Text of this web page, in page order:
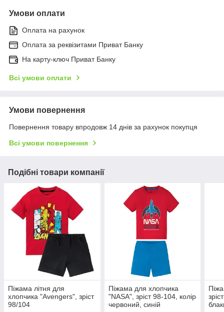
Умови оплати
Оплата на рахунок
Оплата за реквізитами Приват Банку
На карту-ключ Приват Банку
Всі умови оплати
Умови повернення
Повернення товару впродовж 14 днів за рахунок покупця
Всі умови повернення
Подібні товари компанії
Піжама літня для
хлопчика "Avengers", зріст
98/104
Піжама для хлопчика
"NASA", зріст 98-104, колір
червоний, синій